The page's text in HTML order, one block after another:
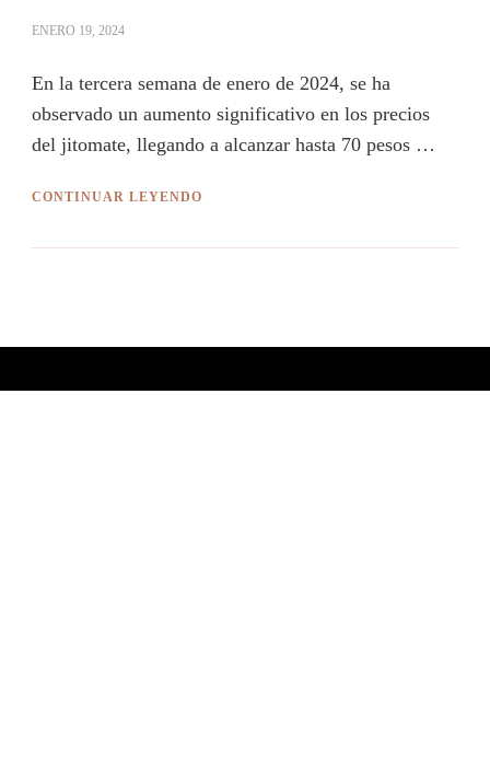
ENERO 19, 2024
En la tercera semana de enero de 2024, se ha
observado un aumento significativo en los precios
del jitomate, llegando a alcanzar hasta 70 pesos …
CONTINUAR LEYENDO